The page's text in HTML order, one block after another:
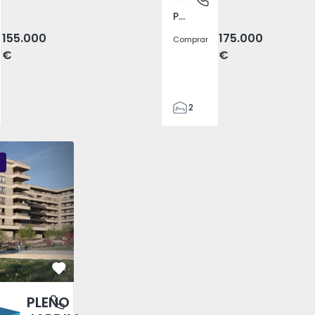
155.000
€
Pego, Abrantes
Comprar
175.000
€
2
- 3
Porto
Favorito
PLENO